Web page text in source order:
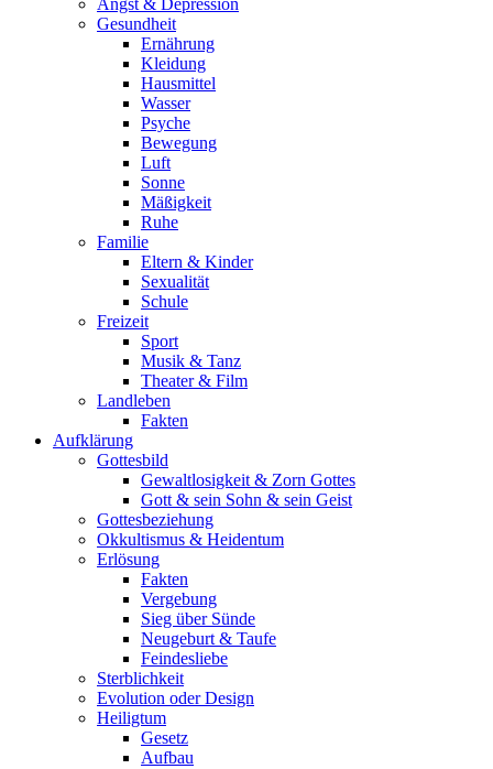
Angst & Depression
Gesundheit
Ernährung
Kleidung
Hausmittel
Wasser
Psyche
Bewegung
Luft
Sonne
Mäßigkeit
Ruhe
Familie
Eltern & Kinder
Sexualität
Schule
Freizeit
Sport
Musik & Tanz
Theater & Film
Landleben
Fakten
Aufklärung
Gottesbild
Gewaltlosigkeit & Zorn Gottes
Gott & sein Sohn & sein Geist
Gottesbeziehung
Okkultismus & Heidentum
Erlösung
Fakten
Vergebung
Sieg über Sünde
Neugeburt & Taufe
Feindesliebe
Sterblichkeit
Evolution oder Design
Heiligtum
Gesetz
Aufbau